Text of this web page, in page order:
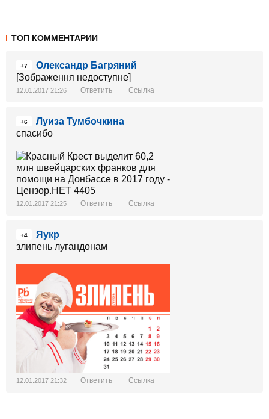
ТОП КОММЕНТАРИИ
+7
Олександр Багряний
[Зображення недоступне]
12.01.2017 21:26 Ответить Ссылка
+6
Луиза Тумбочкина
спасибо
12.01.2017 21:25 Ответить Ссылка
+4
Яукр
злипень лугандонам
12.01.2017 21:32 Ответить Ссылка